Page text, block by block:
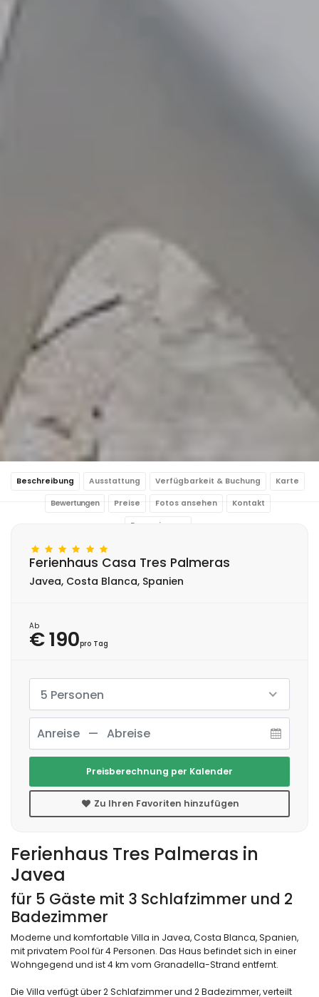
Beschreibung Ausstattung Verfügbarkeit & Buchung Karte
Bewertungen Preise Fotos ansehen Kontakt
Reservierung
Ferienhaus Tres Palmeras in
Javea
für 5 Gäste mit 3 Schlafzimmer und 2
Badezimmer
Moderne und komfortable Villa in Javea, Costa Blanca, Spanien,
mit privatem Pool für 4 Personen. Das Haus befindet sich in einer
Wohngegend und ist 4 km vom Granadella-Strand entfernt.
Die Villa verfügt über 2 Schlafzimmer und 2 Badezimmer, verteilt
Ferienhaus Casa Tres Palmeras
Javea, Costa Blanca, Spanien
Ab
€ 190pro Tag
5 Personen
Preisberechnung per Kalender
Zu Ihren Favoriten hinzufügen